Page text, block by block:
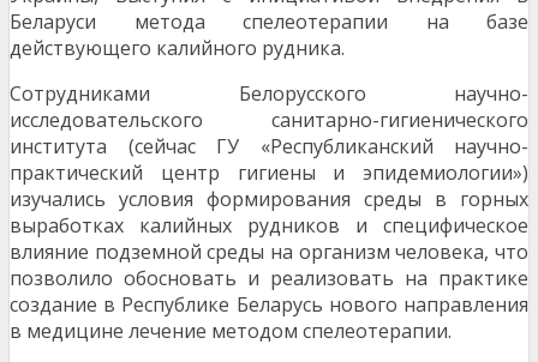
Беларуси метода спелеотерапии на базе
действующего ка­лийного рудника.
Сотрудниками Белорусского научно-
исследовательского санитарно-гигиенического
института (сей­час ГУ «Республиканский научно-
практический центр гигиены и эпидемиологии»)
изучались условия формирования среды в горных
выработках калийных рудников и специфическое
влияние подзем­ной среды на организм человека, что
позволило обосновать и реализовать на практике
создание в Республике Беларусь нового направления
в медицине лечение методом спелеотерапии.